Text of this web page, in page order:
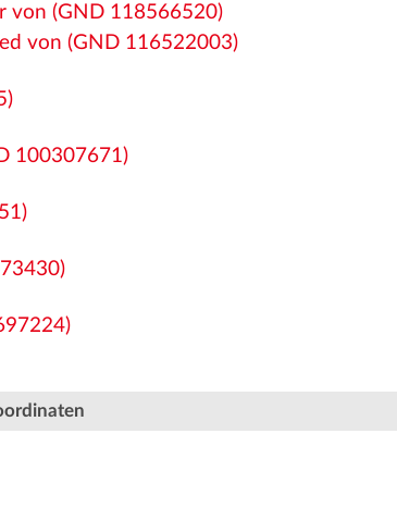
von (GND 118566520)
von (GND 116522003)
100307671)